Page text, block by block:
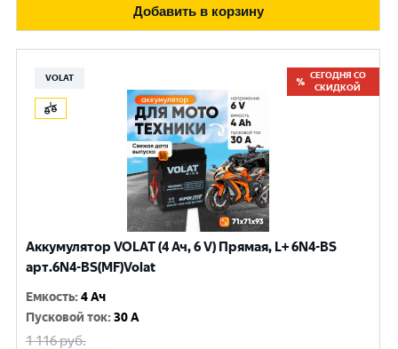
Добавить в корзину
VOLAT
СЕГОДНЯ СО
СКИДКОЙ
Аккумулятор VOLAT (4 Ач, 6 V) Прямая, L+ 6N4-BS
арт.6N4-BS(MF)Volat
Емкость:4 Ач
Пусковой ток:30 A
1 116руб.